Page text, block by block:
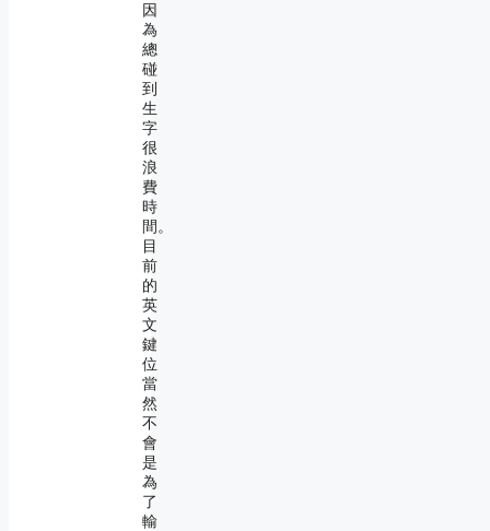
因
為
總
碰
到
生
字
很
浪
費
時
間。
目
前
的
英
文
鍵
位
當
然
不
會
是
為
了
輸